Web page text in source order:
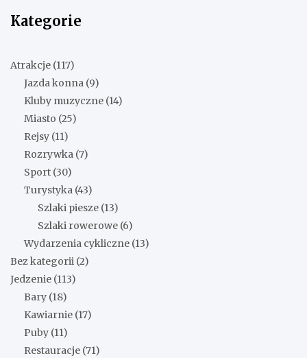
Kategorie
Atrakcje (117)
Jazda konna (9)
Kluby muzyczne (14)
Miasto (25)
Rejsy (11)
Rozrywka (7)
Sport (30)
Turystyka (43)
Szlaki piesze (13)
Szlaki rowerowe (6)
Wydarzenia cykliczne (13)
Bez kategorii (2)
Jedzenie (113)
Bary (18)
Kawiarnie (17)
Puby (11)
Restauracje (71)